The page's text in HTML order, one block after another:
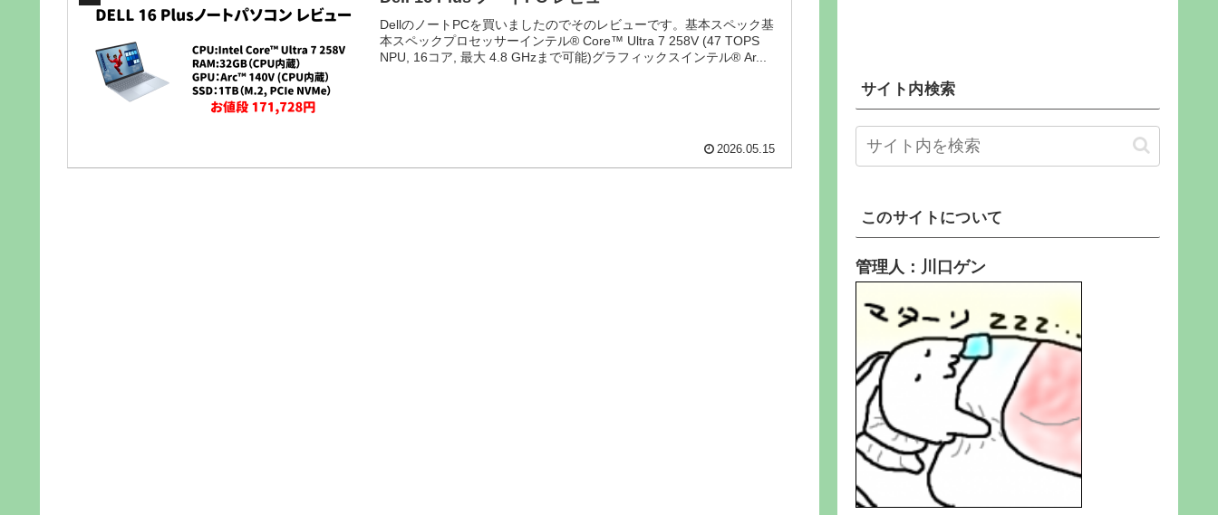
DellのノートPCを買いましたのでそのレビューです。基本スペック基
本スペックプロセッサーインテル® Core™ Ultra 7 258V (47 TOPS
NPU, 16コア, 最大 4.8 GHzまで可能)グラフィックスインテル® Ar...
2026.05.15
サイト内検索
このサイトについて
管理人：川口ゲン